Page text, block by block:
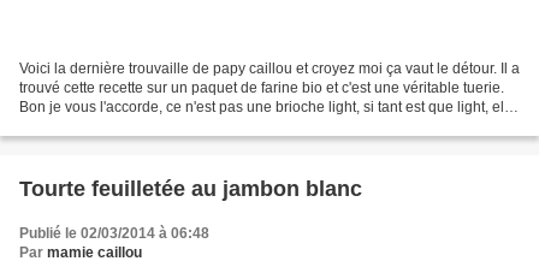
Voici la dernière trouvaille de papy caillou et croyez moi ça vaut le détour. Il a
trouvé cette recette sur un paquet de farine bio et c'est une véritable tuerie.
Bon je vous l'accorde, ce n'est pas une brioche light, si tant est que light, elle
Tourte feuilletée au jambon blanc
Publié le 02/03/2014 à 06:48
Par mamie caillou